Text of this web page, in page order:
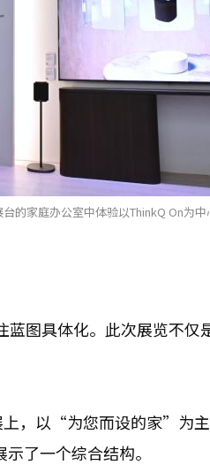
的家庭办公室中体验以ThinkQ On为
图具体化。此次展览不仅
上，以“为您而设的家”为
了一个综合结构。